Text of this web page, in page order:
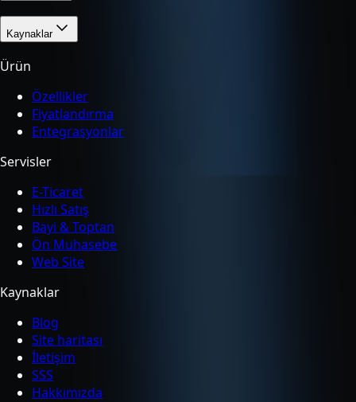
Kaynaklar
Ürün
Özellikler
Fiyatlandırma
Entegrasyonlar
Servisler
E-Ticaret
Hızlı Satış
Bayi & Toptan
Ön Muhasebe
Web Site
Kaynaklar
Blog
Site haritası
İletişim
SSS
Hakkımızda